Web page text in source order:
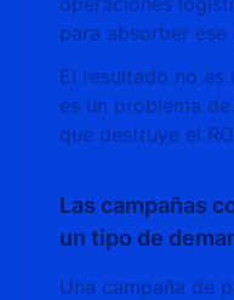
para absorber ese
El resultado no es
es un problema de
que destruye el
Las campañas
un tipo de
Una campaña de